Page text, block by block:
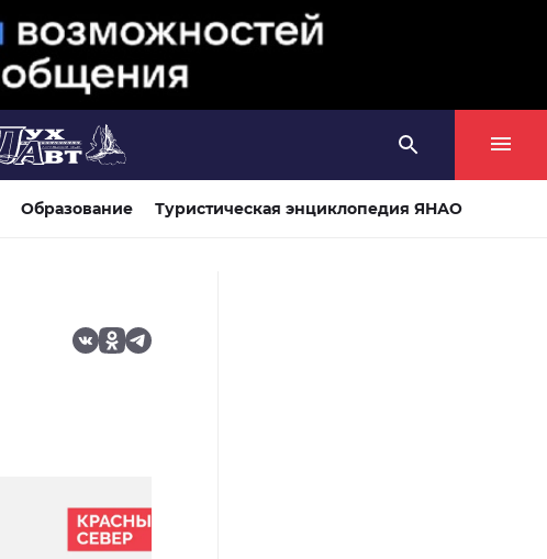
Образование Туристическая энциклопедия ЯНАО